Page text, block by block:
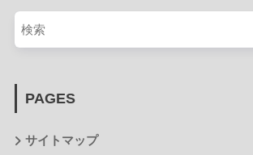
PAGES
サイトマップ